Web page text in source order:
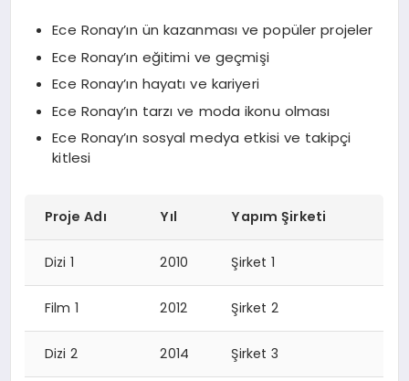
Ece Ronay’ın ün kazanması ve popüler projeler
Ece Ronay’ın eğitimi ve geçmişi
Ece Ronay’ın hayatı ve kariyeri
Ece Ronay’ın tarzı ve moda ikonu olması
Ece Ronay’ın sosyal medya etkisi ve takipçi
kitlesi
Proje Adı Yıl Yapım Şirketi
Dizi 1 2010 Şirket 1
Film 1 2012 Şirket 2
Dizi 2 2014 Şirket 3